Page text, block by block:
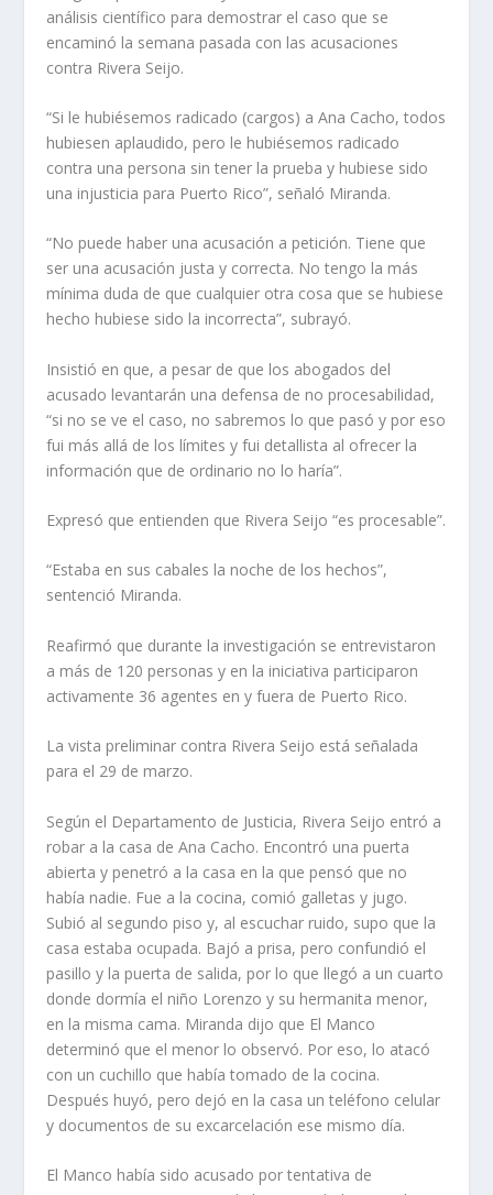
análisis científico para demostrar el caso que se
encaminó la semana pasada con las acusaciones
contra Rivera Seijo.
“Si le hubiésemos radicado (cargos) a Ana Cacho, todos
hubiesen aplaudido, pero le hubiésemos radicado
contra una persona sin tener la prueba y hubiese sido
una injusticia para Puerto Rico”, señaló Miranda.
“No puede haber una acusación a petición. Tiene que
ser una acusación justa y correcta. No tengo la más
mínima duda de que cualquier otra cosa que se hubiese
hecho hubiese sido la incorrecta”, subrayó.
Insistió en que, a pesar de que los abogados del
acusado levantarán una defensa de no procesabilidad,
“si no se ve el caso, no sabremos lo que pasó y por eso
fui más allá de los límites y fui detallista al ofrecer la
información que de ordinario no lo haría”.
Expresó que entienden que Rivera Seijo “es procesable”.
“Estaba en sus cabales la noche de los hechos”,
sentenció Miranda.
Reafirmó que durante la investigación se entrevistaron
a más de 120 personas y en la iniciativa participaron
activamente 36 agentes en y fuera de Puerto Rico.
La vista preliminar contra Rivera Seijo está señalada
para el 29 de marzo.
Según el Departamento de Justicia, Rivera Seijo entró a
robar a la casa de Ana Cacho. Encontró una puerta
abierta y penetró a la casa en la que pensó que no
había nadie. Fue a la cocina, comió galletas y jugo.
Subió al segundo piso y, al escuchar ruido, supo que la
casa estaba ocupada. Bajó a prisa, pero confundió el
pasillo y la puerta de salida, por lo que llegó a un cuarto
donde dormía el niño Lorenzo y su hermanita menor,
en la misma cama. Miranda dijo que El Manco
determinó que el menor lo observó. Por eso, lo atacó
con un cuchillo que había tomado de la cocina.
Después huyó, pero dejó en la casa un teléfono celular
y documentos de su excarcelación ese mismo día.
El Manco había sido acusado por tentativa de